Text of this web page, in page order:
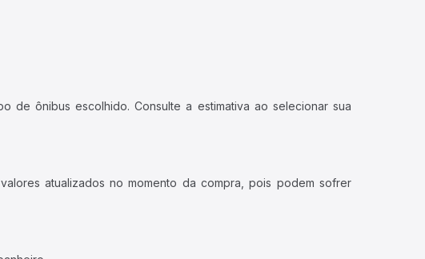
ônibus escolhido. Consulte a estimativa ao selecionar sua
atualizados no momento da compra, pois podem sofrer